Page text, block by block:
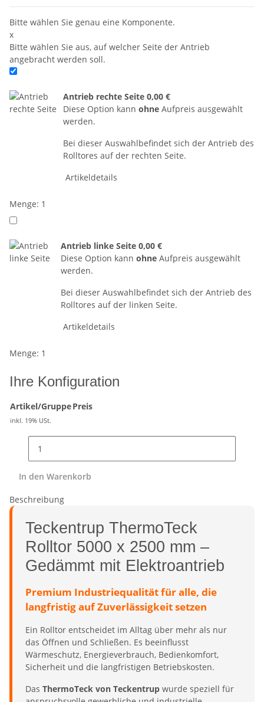
Bitte wählen Sie genau eine Komponente.
x
Bitte wählen Sie aus, auf welcher Seite der Antrieb
angebracht werden soll.
Antrieb rechte Seite 0,00 €
Diese Option kann ohneAufpreis ausgewählt
werden.
Bei dieser Auswahlbefindet sich der Antrieb des
Rolltores auf der rechten Seite.
Artikeldetails
Menge: 1
Antrieb linke Seite 0,00 €
Diese Option kann ohneAufpreis ausgewählt
werden.
Bei dieser Auswahlbefindet sich der Antrieb des
Rolltores auf der linken Seite.
Artikeldetails
Menge: 1
Ihre Konfiguration
Artikel/GruppePreis
inkl. 19% USt.
In den Warenkorb
Beschreibung
Teckentrup ThermoTeck
Rolltor 5000 x 2500 mm –
Gedämmt mit Elektroantrieb
Premium Industriequalität für alle, die
langfristig auf Zuverlässigkeit setzen
Ein Rolltor entscheidet im Alltag über mehr als nur
das Öffnen und Schließen. Es beeinflusst
Wärmeschutz, Energieverbrauch, Bedienkomfort,
Sicherheit und die langfristigen Betriebskosten.
Das ThermoTeck von Teckentrup wurde speziell für